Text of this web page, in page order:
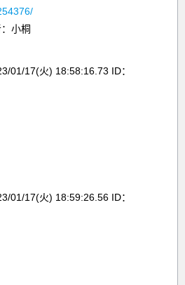
小桐
01/17(火) 18:58:16.73 ID：
01/17(火) 18:59:26.56 ID：